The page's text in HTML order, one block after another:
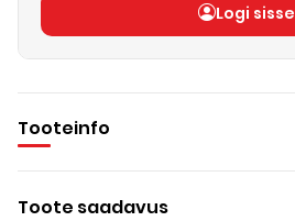
ilma KM-ta)Logi sisse
Tooteinfo
Toote saadavus